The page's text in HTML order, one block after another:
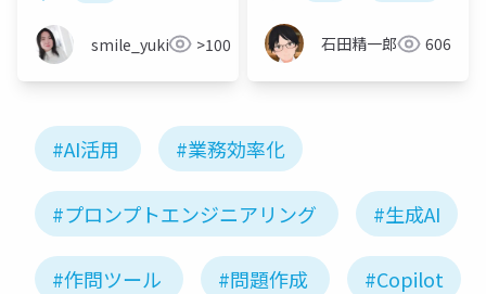
smile_yukiko_it>100 石田精一郎 606
#AI活用 #業務効率化
#プロンプトエンジニアリング #生成AI
#作問ツール #問題作成 #Copilot